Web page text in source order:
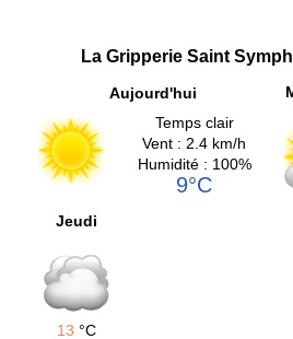
La Gripperie Saint
Aujourd'hui
Temps clair
Vent : 2.4 km/h
Humidité : 100%
9°C
Jeudi
13 °C